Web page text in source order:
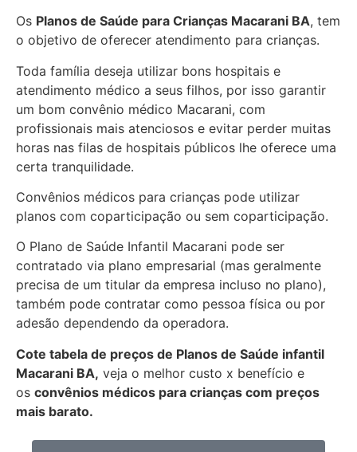
Os Planos de Saúde para Crianças Macarani BA, tem
o objetivo de oferecer atendimento para crianças.
Toda família deseja utilizar bons hospitais e
atendimento médico a seus filhos, por isso garantir
um bom convênio médico Macarani, com
profissionais mais atenciosos e evitar perder muitas
horas nas filas de hospitais públicos lhe oferece uma
certa tranquilidade.
Convênios médicos para crianças pode utilizar
planos com coparticipação ou sem coparticipação.
O Plano de Saúde Infantil Macarani pode ser
contratado via plano empresarial (mas geralmente
precisa de um titular da empresa incluso no plano),
também pode contratar como pessoa física ou por
adesão dependendo da operadora.
Cote tabela de preços de Planos de Saúde infantil
Macarani BA, veja o melhor custo x benefício e
os convênios médicos para crianças com preços
mais barato.